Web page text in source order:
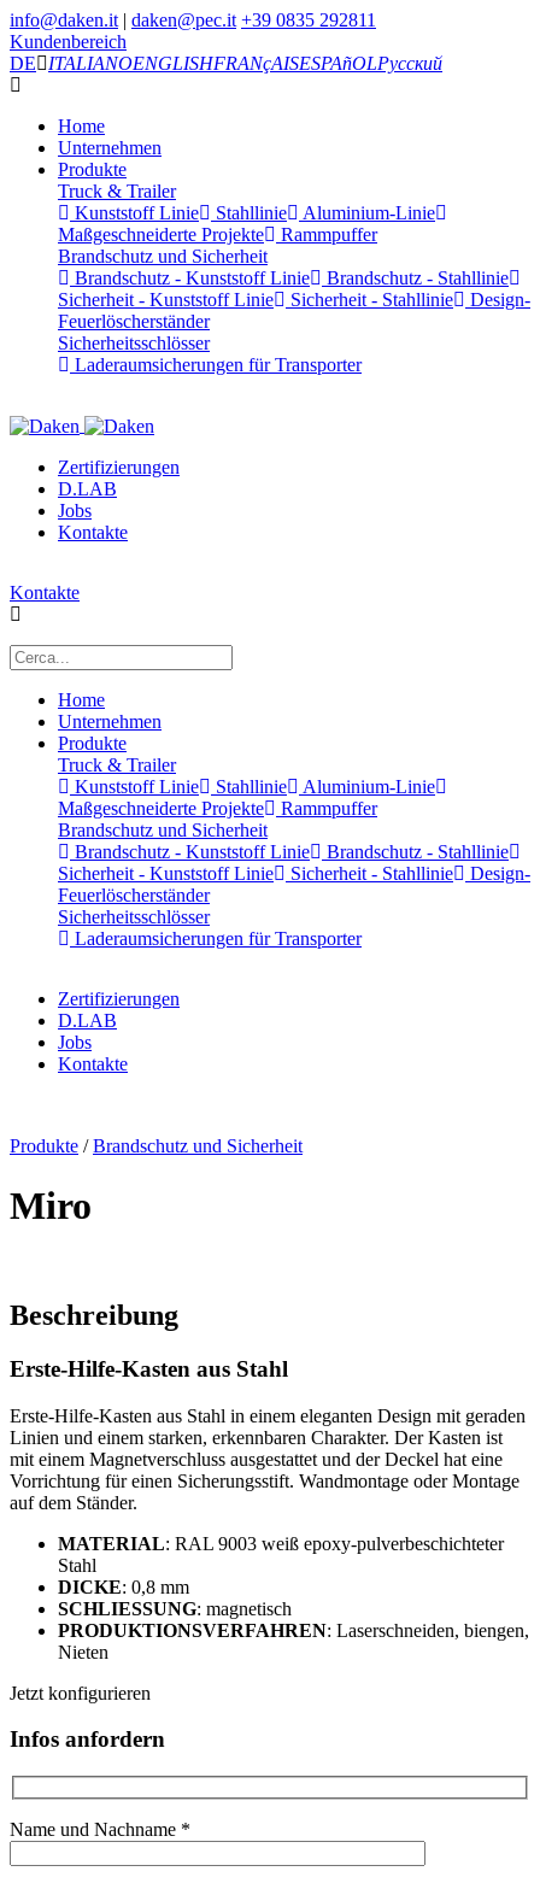
info@daken.it | daken@pec.it +39 0835 292811
Kundenbereich
DE
ITALIANOENGLISHFRANçAISESPAñOLРусский
Home
Unternehmen
Produkte
Truck & Trailer
Kunststoff Linie
Stahllinie
Aluminium-Linie
Maßgeschneiderte Projekte
Rammpuffer
Brandschutz und Sicherheit
Brandschutz - Kunststoff Linie
Brandschutz - Stahllinie
Sicherheit - Kunststoff Linie
Sicherheit - Stahllinie
Design-
Feuerlöscherständer
Sicherheitsschlösser
Laderaumsicherungen für Transporter
Zertifizierungen
D.LAB
Jobs
Kontakte
Kontakte
Home
Unternehmen
Produkte
Truck & Trailer
Kunststoff Linie
Stahllinie
Aluminium-Linie
Maßgeschneiderte Projekte
Rammpuffer
Brandschutz und Sicherheit
Brandschutz - Kunststoff Linie
Brandschutz - Stahllinie
Sicherheit - Kunststoff Linie
Sicherheit - Stahllinie
Design-
Feuerlöscherständer
Sicherheitsschlösser
Laderaumsicherungen für Transporter
Zertifizierungen
D.LAB
Jobs
Kontakte
Produkte /Brandschutz und Sicherheit
Miro
Beschreibung
Erste-Hilfe-Kasten aus Stahl
Erste-Hilfe-Kasten aus Stahl in einem eleganten Design mit geraden
Linien und einem starken, erkennbaren Charakter. Der Kasten ist
mit einem Magnetverschluss ausgestattet und der Deckel hat eine
Vorrichtung für einen Sicherungsstift. Wandmontage oder Montage
auf dem Ständer.
MATERIAL: RAL 9003 weiß epoxy-pulverbeschichteter
Stahl
DICKE: 0,8 mm
SCHLIESSUNG: magnetisch
PRODUKTIONSVERFAHREN: Laserschneiden, biengen,
Nieten
Jetzt konfigurieren
Infos anfordern
Name und Nachname *